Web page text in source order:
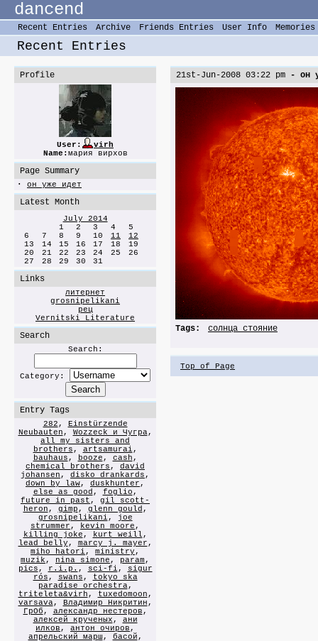
dancend
Recent Entries Archive Friends Entries User Info Memories
Recent Entries
Profile
User:
virh
Name: мария вирхов
Page Summary
· он уже идет
Latest Month
July 2014
1
2 3 4
5
6
7 8 9 10 11
12
13
14 15 16 17 18
19
20
21 22 23 24 25
26
27
28 29 30 31
Links
литернет
grosnipelikani
рец
Vernitski Literature
Search
Search:
Category:
Entry Tags
282 , Einstürzende
Neubauten , Wozzeck и Чугра,
all my sisters and
brothers , artsamurai ,
bauhaus , booze , cash ,
chemical brothers , david
johansen , disko drankards ,
down by law, duskhunter ,
else as good , foglio ,
future in past , gil scott-
heron , gimp , glenn gould ,
grosnipelikani ,
joe
strummer , kevin moore ,
killing joke , kurt weill ,
lead belly , marcy j. mayer ,
miho hatori , ministry ,
muzik , nina simone , param ,
pics , r.i.p. , sci-fi ,
sigur
rós , swans ,
tokyo ska
paradise orchestra,
triteleta&virh , tuxedomoon ,
varsava, Владимир Никритин ,
ГрОб , александр нестеров ,
алексей крученых , ани
илков , антон очиров ,
апрельский марш , басой ,
21st-Jun-2008 03:22 pm - он
Tags: солнца стояние
Top of Page